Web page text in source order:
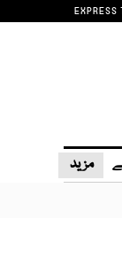
EXPRESS
مزید